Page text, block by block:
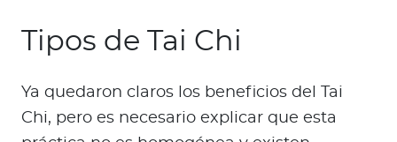
Tipos de Tai Chi
Ya quedaron claros los beneficios del Tai
Chi, pero es necesario explicar que esta